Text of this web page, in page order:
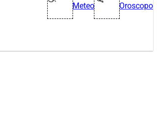
Meteo Oroscopo